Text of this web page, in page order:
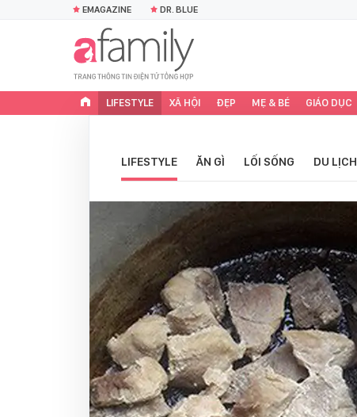
EMAGAZINE DR. BLUE
LIFESTYLE XÃ HỘI ĐẸP MẸ & BÉ GIÁO DỤC
LIFESTYLE ĂN GÌ LỐI SỐNG DU LỊCH